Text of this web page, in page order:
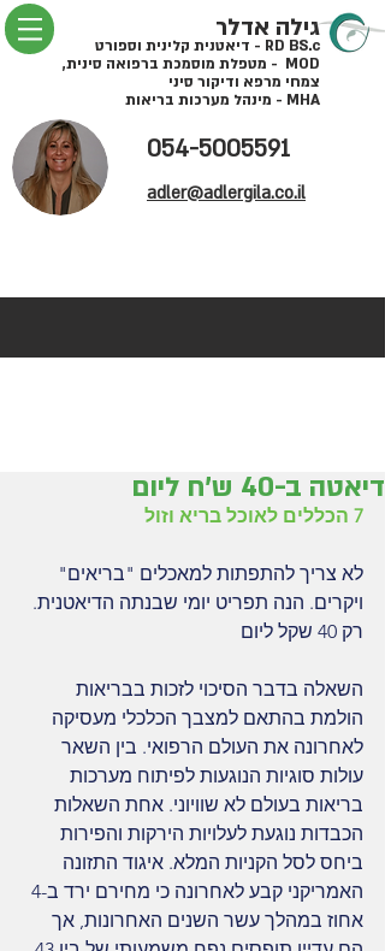
גילה אדלר
RD BS.c - דיאטנית קלינית וספורט
MOD - מטפלת מוסמכת ברפואה סינית,
צמחי מרפא ודיקור סיני
MHA - מינהל מערכות בריאות
054-5005591
adler@adlergila.co.il
דיאטה ב-40 ש'ח ליום
7 הכללים לאוכל בריא וזול
לא צריך להתפתות למאכלים "בריאים"
ויקרים. הנה תפריט יומי שבנתה הדיאטנית.
רק 40 שקל ליום
השאלה בדבר הסיכוי לזכות בבריאות
הולמת בהתאם למצבך הכלכלי מעסיקה
לאחרונה את העולם הרפואי. בין השאר
עולות סוגיות הנוגעות לפיתוח מערכות
בריאות בעולם לא שוויוני. אחת השאלות
הכבדות נוגעת לעלויות הירקות והפירות
ביחס לסל הקניות המלא. איגוד התזונה
אחוז במהלך עשר השנים האחרונות, אך